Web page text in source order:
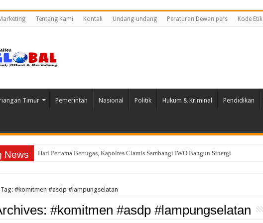
Tentang Kami Kontak Undang-undang Peraturan Dewan pers Kode Etik
Timur Pemerintah Nasional Politik Hukum & Kriminal Pendidikan
News Hari Pertama Bertugas, Kapolres Ciamis Sambangi IWO Bangun Sinergi
Tag: #komitmen #asdp #lampungselatan
#komitmen #asdp #lampungselatan